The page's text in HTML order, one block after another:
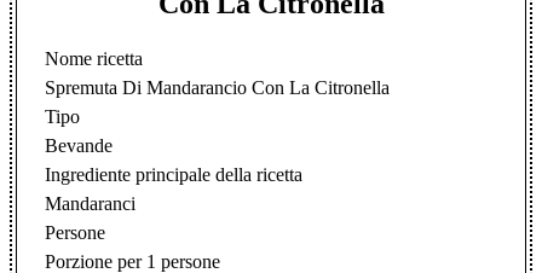
Nome ricetta
Spremuta Di Mandarancio Con La Citronella
Tipo
Bevande
Ingrediente principale della ricetta
Mandaranci
Persone
Porzione per 1 persone